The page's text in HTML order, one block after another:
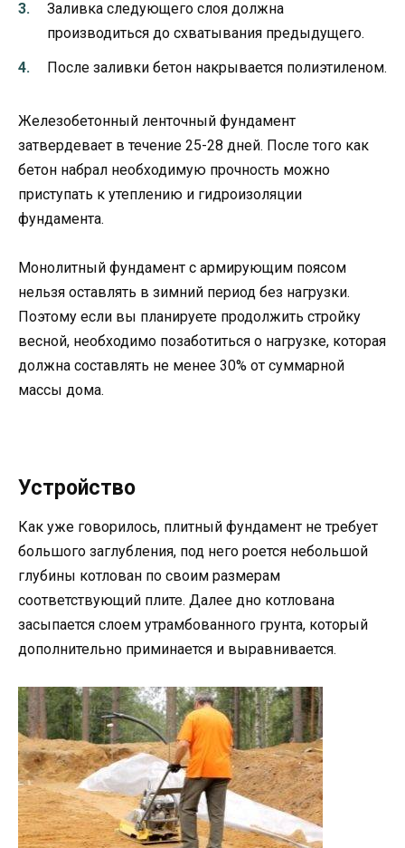
Заливка следующего слоя должна
производиться до схватывания предыдущего.
После заливки бетон накрывается полиэтиленом.
Железобетонный ленточный фундамент
затвердевает в течение 25-28 дней. После того как
бетон набрал необходимую прочность можно
приступать к утеплению и гидроизоляции
фундамента.
Монолитный фундамент с армирующим поясом
нельзя оставлять в зимний период без нагрузки.
Поэтому если вы планируете продолжить стройку
весной, необходимо позаботиться о нагрузке, которая
должна составлять не менее 30% от суммарной
массы дома.
Устройство
Как уже говорилось, плитный фундамент не требует
большого заглубления, под него роется небольшой
глубины котлован по своим размерам
соответствующий плите. Далее дно котлована
засыпается слоем утрамбованного грунта, который
дополнительно приминается и выравнивается.